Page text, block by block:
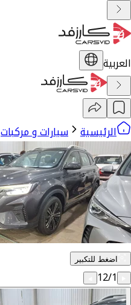
العربية
الرئيسية سيارات و مركبات
اضغط للتكبير
12/1